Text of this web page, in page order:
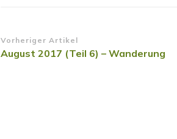
Beitragsnavigation
Vorheriger Artikel
August 2017 (Teil 6) – Wanderung